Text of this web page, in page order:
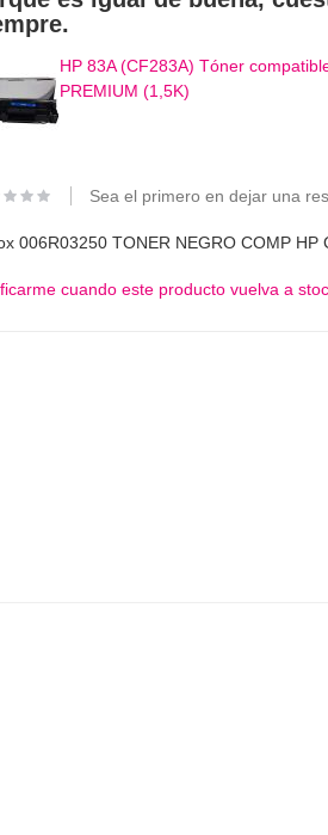
HP 83A (CF283A) Tóner
PREMIUM (1,5K)
Sea el primero en dejar una
006R03250 TONER NEGRO COMP HP
cuando este producto vuelva a